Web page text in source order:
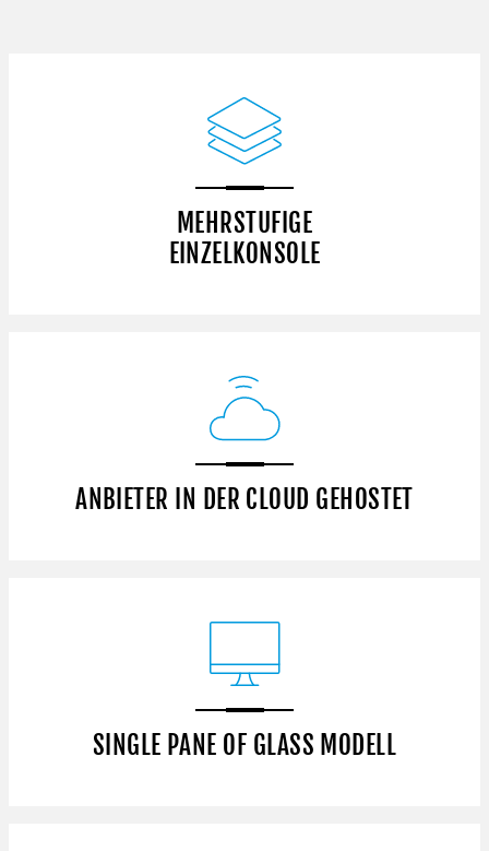
MEHRSTUFIGE
EINZELKONSOLE
ANBIETER IN DER CLOUD GEHOSTET
SINGLE PANE OF GLASS MODELL